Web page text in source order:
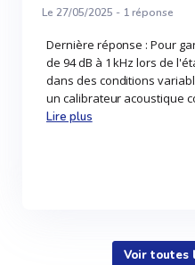
Le 27/05/2025 - 1réponse
Dernière réponse : Pour
de 94 dB à 1 kHz lors de
dans des conditions
un calibrateur acoustique
Lire plus
Voir toutes